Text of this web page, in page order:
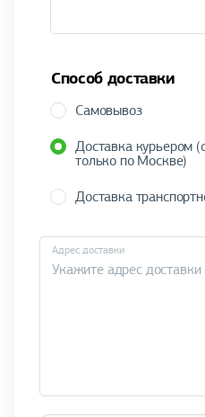
Способ доставки
Самовывоз
Доставка курьером
только по Москве)
Доставка
Адрес доставки